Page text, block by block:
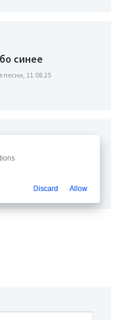
синее
песни, 11.08.25
- Ты не
возьми трубку я
Discard Allow